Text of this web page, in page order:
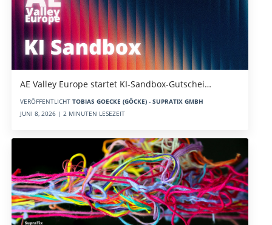
AE Valley Europe startet KI-Sandbox-Gutschei…
VERÖFFENTLICHT TOBIAS GOECKE (GÖCKE) - SUPRATIX GMBH
JUNI 8, 2026 | 2 MINUTEN LESEZEIT